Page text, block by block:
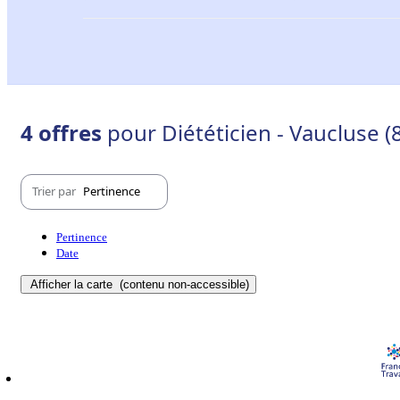
4 offres pour Diététicien - Vaucluse
Trier par Pertinence
Pertinence
Date
Afficher la carte (contenu non-accessible)